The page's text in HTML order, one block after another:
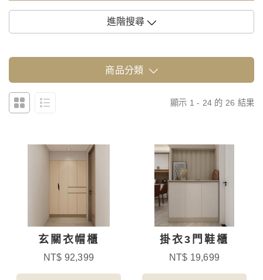
進階搜尋
商品分類
顯示 1 - 24 的 26 結果
玄關衣帽櫃
NT$ 92,399
掛衣3門鞋櫃
NT$ 19,699